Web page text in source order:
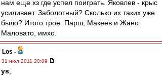
нам еще хз где успел поиграть. Яковлев - крыс
усиливает. Заболотный? Сколько их таких уже
было? Итого трое: Парш, Макеев и Жано.
Маловато, имхо.
Los -
31 июл 2011 20:09
ys